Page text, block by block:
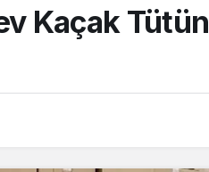
Kaçak